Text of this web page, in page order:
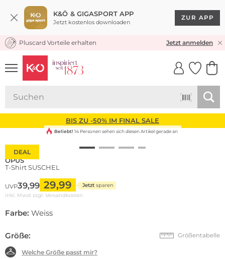
K&Ö & GIGASPORT APP
Jetzt kostenlos downloaden
ZUR APP
KOSTENLOSER VERSAND* & RÜCKVERSAND
Pluscard Vorteile erhalten Jetzt anmelden
UNSERE APP
CLICK &
BIS ZU -50% IM FINAL SALE
DEAL
Beliebt! 14 Personen sehen sich diesen Artikel gerade an
OPUS
T-Shirt SUSCHEL
UVP39,99 29,99 Jetzt sparen
inkl. Mwst zzgl. Versandkosten
Farbe: Weiss
Größe: Größentabelle
Welche Größe passt mir?